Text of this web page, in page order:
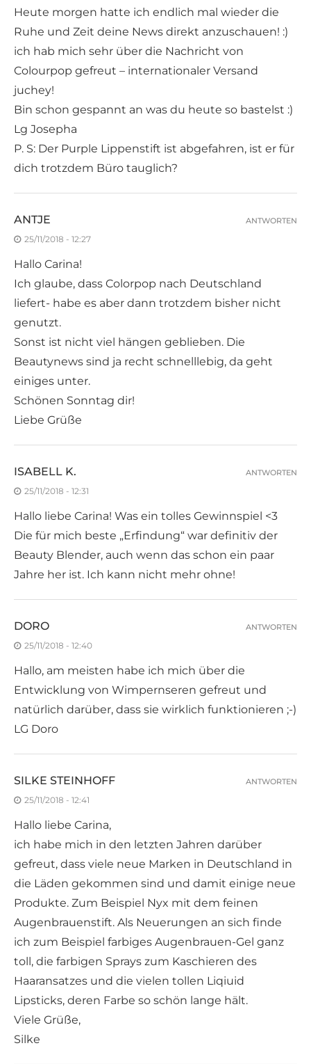
Heute morgen hatte ich endlich mal wieder die
Ruhe und Zeit deine News direkt anzuschauen! :)
ich hab mich sehr über die Nachricht von
Colourpop gefreut – internationaler Versand
juchey!
Bin schon gespannt an was du heute so bastelst :)
Lg Josepha
P. S: Der Purple Lippenstift ist abgefahren, ist er für
dich trotzdem Büro tauglich?
ANTJE
25/11/2018 - 12:27
Hallo Carina!
Ich glaube, dass Colorpop nach Deutschland
liefert- habe es aber dann trotzdem bisher nicht
genutzt.
Sonst ist nicht viel hängen geblieben. Die
Beautynews sind ja recht schnelllebig, da geht
einiges unter.
Schönen Sonntag dir!
Liebe Grüße
ANTWORTEN
ISABELL K.
25/11/2018 - 12:31
Hallo liebe Carina! Was ein tolles Gewinnspiel <3
Die für mich beste „Erfindung“ war definitiv der
Beauty Blender, auch wenn das schon ein paar
Jahre her ist. Ich kann nicht mehr ohne!
ANTWORTEN
DORO
25/11/2018 - 12:40
Hallo, am meisten habe ich mich über die
Entwicklung von Wimpernseren gefreut und
natürlich darüber, dass sie wirklich funktionieren ;-)
LG Doro
ANTWORTEN
SILKE STEINHOFF
25/11/2018 - 12:41
Hallo liebe Carina,
ich habe mich in den letzten Jahren darüber
gefreut, dass viele neue Marken in Deutschland in
die Läden gekommen sind und damit einige neue
Produkte. Zum Beispiel Nyx mit dem feinen
Augenbrauenstift. Als Neuerungen an sich finde
ich zum Beispiel farbiges Augenbrauen-Gel ganz
toll, die farbigen Sprays zum Kaschieren des
Haaransatzes und die vielen tollen Liqiuid
Lipsticks, deren Farbe so schön lange hält.
Viele Grüße,
Silke
ANTWORTEN